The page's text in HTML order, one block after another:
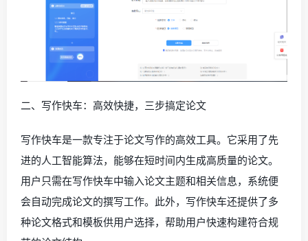
二、写作快车：高效快捷，三步搞定论文
写作快车是一款专注于论文写作的高效工具。它采用了先
进的人工智能算法，能够在短时间内生成高质量的论文。
用户只需在写作快车中输入论文主题和相关信息，系统便
会自动完成论文的撰写工作。此外，写作快车还提供了多
种论文格式和模板供用户选择，帮助用户快速构建符合规